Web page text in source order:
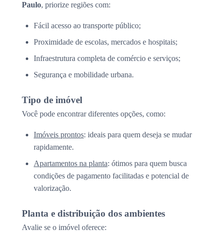
Paulo, priorize regiões com:
Fácil acesso ao transporte público;
Proximidade de escolas, mercados e hospitais;
Infraestrutura completa de comércio e serviços;
Segurança e mobilidade urbana.
Tipo de imóvel
Você pode encontrar diferentes opções, como:
Imóveis prontos: ideais para quem deseja se mudar
rapidamente.
Apartamentos na planta: ótimos para quem busca
condições de pagamento facilitadas e potencial de
valorização.
Planta e distribuição dos ambientes
Avalie se o imóvel oferece: